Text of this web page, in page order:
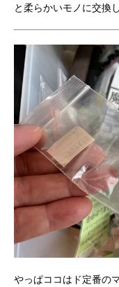
と柔らかいモノに交換
やっぱココはド定番の